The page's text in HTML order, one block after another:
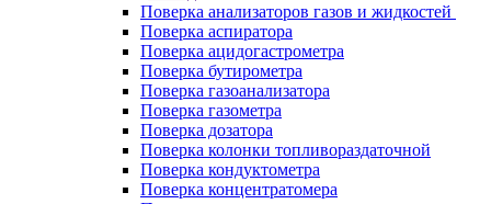
Поверка анализаторов газов и жидкостей
Поверка аспиратора
Поверка ацидогастрометра
Поверка бутирометра
Поверка газоанализатора
Поверка газометра
Поверка дозатора
Поверка колонки топливораздаточной
Поверка кондуктометра
Поверка концентратомера